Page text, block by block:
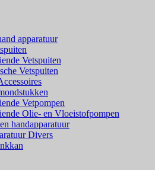
apparatuur
Vetspuiten
Vetspuiten
Vetpompen
Olie- en Vloeistofpompen
handapparatuur
Divers